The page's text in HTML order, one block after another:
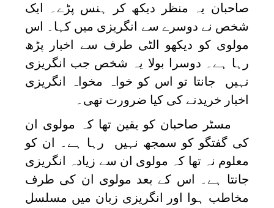
صاحبان یہ منظر دیکھ کر ہنس پڑے۔ ایک
شخص نے دوسرے سے انگریزی میں کہا۔ اس
مولوی کو دیکھو الٹی طرف سے اخبار پڑھ
رہا ہے۔ دوسرا بولا یہ شخص جب انگریزی
نہیں جانتا تو اس کو خواہ مخواہ انگریزی
اخبار خریدنے کی کیا ضرورت تھی۔
مسٹر صاحبان کو یقین تھا کہ مولوی ان
کی گفتگو کو سمجھ نہیں رہا ہے۔ ان کو
معلوم نہ تھا کہ مولوی ان سے زیادہ انگریزی
جانتا ہے۔ اس کے بعد مولوی ان کی طرف
مخاطب ہوا اور انگریزی زبان میں مسلسل